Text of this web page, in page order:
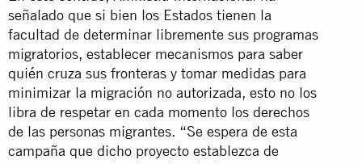
señalado que si bien los Estados tienen la
facultad de determinar libremente sus programas
migratorios, establecer mecanismos para saber
quién cruza sus fronteras y tomar medidas para
minimizar la migración no autorizada, esto no los
libra de respetar en cada momento los derechos
de las personas migrantes. “Se espera de esta
campaña que dicho proyecto establezca de